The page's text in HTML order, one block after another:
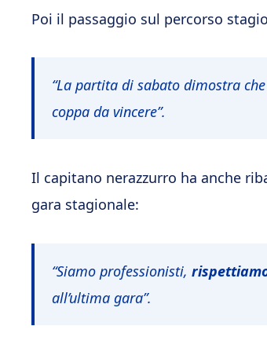
Poi il passaggio sul percorso
“La partita di sabato dimostra
coppa da vincere”.
Il capitano nerazzurro ha anche
gara stagionale:
“Siamo professionisti,
all’ultima gara”.